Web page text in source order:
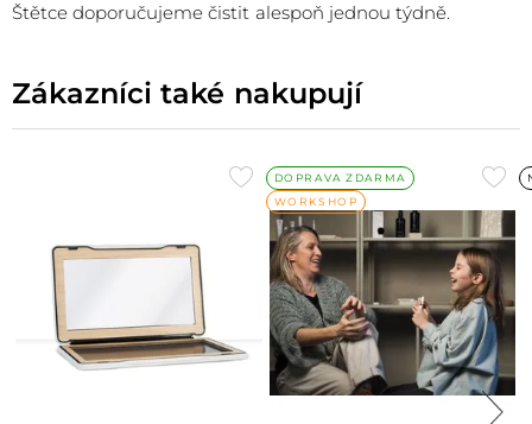
Štětce doporučujeme čistit alespoň jednou týdně.
Zákazníci také nakupují
Přidat
do
oblíbených
DOPRAVA ZDARMA
WORKSHOP
do